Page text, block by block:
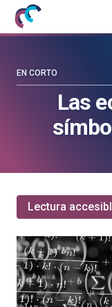
Mujeres
con
la
blog
la
Las
EN CORTO
Lectura